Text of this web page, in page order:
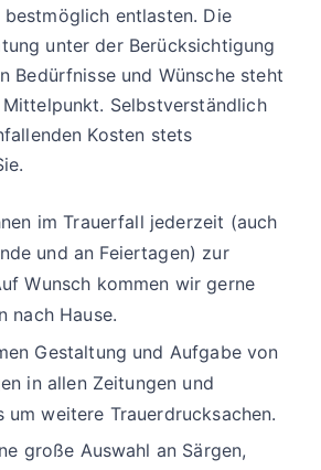
entlasten. Die
unter der Berücksichtigung
Bedürfnisse und Wünsche steht
Selbstverständlich
Kosten stets
im Trauerfall jederzeit (auch
und an Feiertagen) zur
Wunsch kommen wir gerne
nach Hause.
Gestaltung und Aufgabe von
in allen Zeitungen und
um weitere Trauerdrucksachen.
große Auswahl an Särgen,